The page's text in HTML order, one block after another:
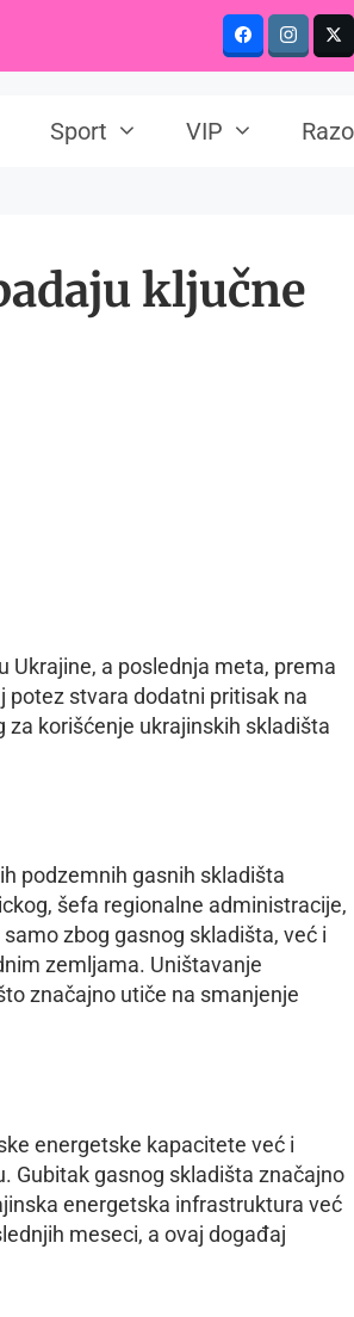
Sport VIP
ključne
Ukrajine, a poslednja meta, prema
potez stvara dodatni pritisak na
korišćenje ukrajinskih skladišta
podzemnih gasnih skladišta
šefa regionalne administracije,
zbog gasnog skladišta, već i
zemljama. Uništavanje
značajno utiče na smanjenje
energetske kapacitete već i
Gubitak gasnog skladišta značajno
energetska infrastruktura već
meseci, a ovaj događaj